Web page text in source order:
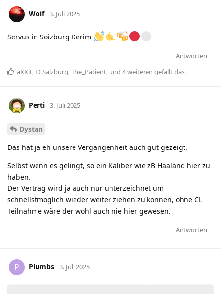
Woif 3. Juli 2025
Servus in Soizburg Kerim
Antworten
aXXit, FCSalzburg,The_Patient, und 4weiteren gefällt das.
Perti 3. Juli 2025
Dystan
Das hat ja eh unsere Vergangenheit auch gut gezeigt.
Selbst wenn es gelingt, so ein Kaliber wie zB Haaland hier zu
haben.
Der Vertrag wird ja auch nur unterzeichnet um
schnellstmöglich wieder weiter ziehen zu können, ohne CL
Teilnahme wäre der wohl auch nie hier gewesen.
Antworten
P Plumbs 3. Juli 2025